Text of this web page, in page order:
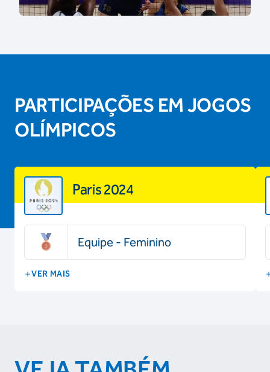
PARTICIPAÇÕES EM JOGOS
OLÍMPICOS
Paris 2024
Equipe - Feminino
VER MAIS